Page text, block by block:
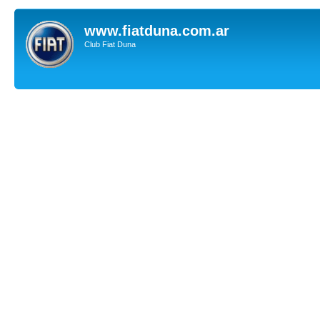
www.fiatduna.com.ar
Club Fiat Duna